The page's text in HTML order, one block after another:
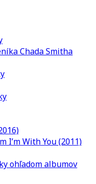
Chada Smitha
I’m With You (2011)
ohľadom albumov